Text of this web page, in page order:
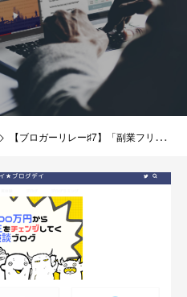
【ブロガーリレー♯7】「副業フリーランス」ナナさんをご紹介！